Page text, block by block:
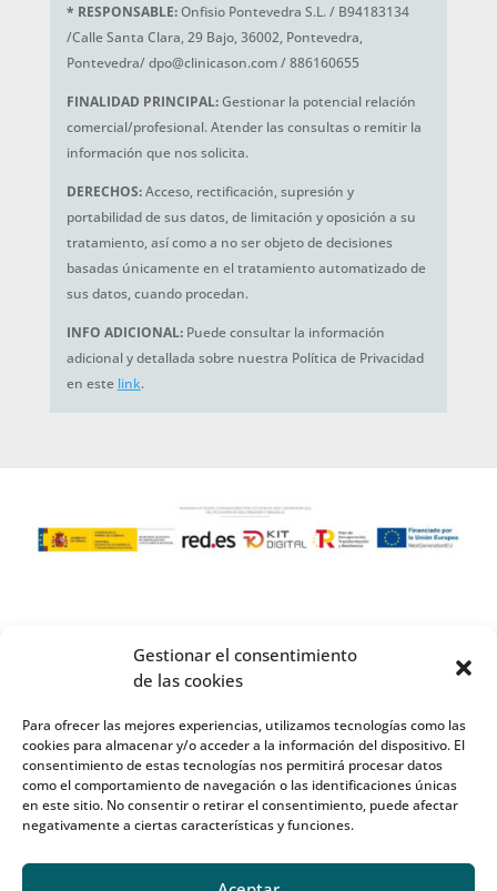
Gestionar el consentimiento
de las cookies
Para ofrecer las mejores experiencias, utilizamos tecnologías como las
cookies para almacenar y/o acceder a la información del dispositivo. El
consentimiento de estas tecnologías nos permitirá procesar datos
como el comportamiento de navegación o las identificaciones únicas
en este sitio. No consentir o retirar el consentimiento, puede afectar
negativamente a ciertas características y funciones.
* RESPONSABLE:Onfisio Pontevedra S.L. / B94183134
/Calle Santa Clara, 29 Bajo, 36002, Pontevedra,
Pontevedra/ dpo@clinicason.com / 886160655
FINALIDAD PRINCIPAL:Gestionar la potencial relación
comercial/profesional. Atender las consultas o remitir la
información que nos solicita.
DERECHOS:Acceso, rectificación, supresión y
portabilidad de sus datos, de limitación y oposición a su
tratamiento, así como a no ser objeto de decisiones
basadas únicamente en el tratamiento automatizado de
sus datos, cuando procedan.
INFO ADICIONAL: Puede consultar la información
adicional y detallada sobre nuestra Política de Privacidad
en este link.